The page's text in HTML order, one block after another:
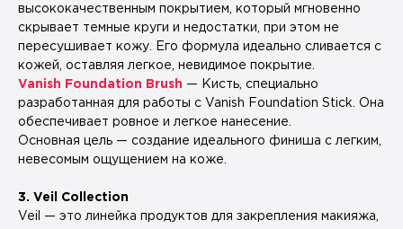
высококачественным покрытием, который мгновенно
скрывает темные круги и недостатки, при этом не
пересушивает кожу. Его формула идеально сливается с
кожей, оставляя легкое, невидимое покрытие.
Vanish Foundation Brush — Кисть, специально
разработанная для работы с Vanish Foundation Stick. Она
обеспечивает ровное и легкое нанесение.
Основная цель — создание идеального финиша c легким,
невесомым ощущением на коже.
3. Veil Collection
Veil — это линейка продуктов для закрепления макияжа,